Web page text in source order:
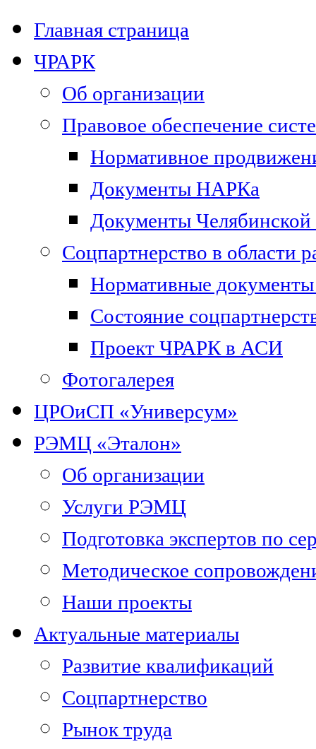
Главная страница
ЧРАРК
Об организации
Правовое обеспечение
Нормативное
Документы НАРКа
Документы Челябинской
Соцпартнерство в области
Нормативные документы
Состояние
Проект ЧРАРК в АСИ
Фотогалерея
ЦРОиСП «Универсум»
РЭМЦ «Эталон»
Об организации
Услуги РЭМЦ
Подготовка экспертов по
Методическое
Наши проекты
Актуальные материалы
Развитие квалификаций
Соцпартнерство
Рынок труда